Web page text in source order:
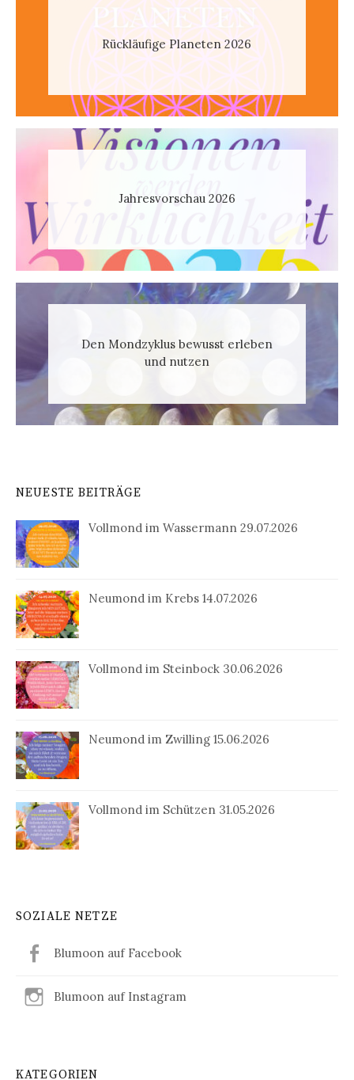
Rückläufige Planeten 2026
Jahresvorschau 2026
Den Mondzyklus bewusst erleben
und nutzen
NEUESTE BEITRÄGE
Vollmond im Wassermann 29.07.2026
Neumond im Krebs 14.07.2026
Vollmond im Steinbock 30.06.2026
Neumond im Zwilling 15.06.2026
Vollmond im Schützen 31.05.2026
SOZIALE NETZE
Blumoon auf Facebook
Blumoon auf Instagram
KATEGORIEN